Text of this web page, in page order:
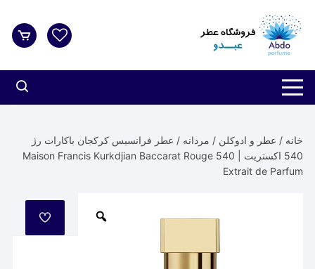
شدن
خانه / عطر و ادوکلن / مردانه / عطر فرانسیس کرکجان باکارات رژ
540 اکستریت | Maison Francis Kurkdjian Baccarat Rouge 540
Extrait de Parfum
مورد
علاقه